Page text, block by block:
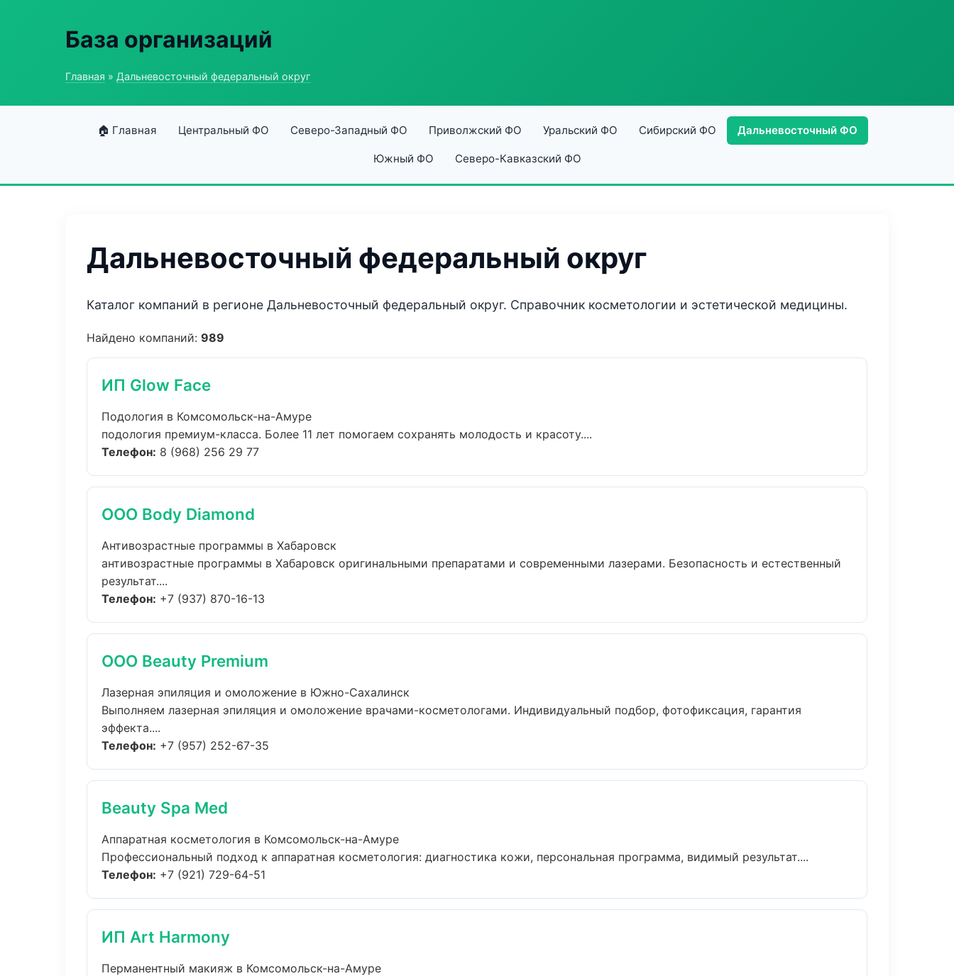
База организаций
Главная » Дальневосточный федеральный округ
🏠 Главная Центральный ФО Северо-Западный ФО Приволжский ФО Уральский ФО Сибирский ФО Дальневосточный ФО
Южный ФО Северо-Кавказский ФО
Дальневосточный федеральный округ
Каталог компаний в регионе Дальневосточный федеральный округ. Справочник косметологии и эстетической медицины.
Найдено компаний: 989
ИП Glow Face
Подология в Комсомольск-на-Амуре
подология премиум-класса. Более 11 лет помогаем сохранять молодость и красоту....
Телефон: 8 (968) 256 29 77
ООО Body Diamond
Антивозрастные программы в Хабаровск
антивозрастные программы в Хабаровск оригинальными препаратами и современными лазерами. Безопасность и естественный
результат....
Телефон: +7 (937) 870-16-13
ООО Beauty Premium
Лазерная эпиляция и омоложение в Южно-Сахалинск
Выполняем лазерная эпиляция и омоложение врачами-косметологами. Индивидуальный подбор, фотофиксация, гарантия
эффекта....
Телефон: +7 (957) 252-67-35
Beauty Spa Med
Аппаратная косметология в Комсомольск-на-Амуре
Профессиональный подход к аппаратная косметология: диагностика кожи, персональная программа, видимый результат....
Телефон: +7 (921) 729-64-51
ИП Art Harmony
Перманентный макияж в Комсомольск-на-Амуре